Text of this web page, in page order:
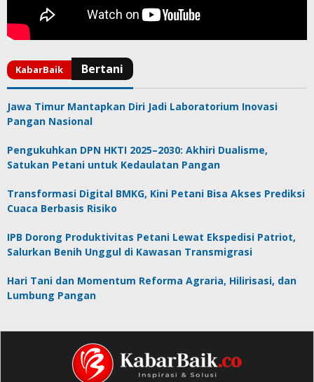
Jawa Timur Mantapkan Diri Jadi Laboratorium Inovasi
Pangan Nasional
Pengukuhkan DPN HKTI 2025–2030: Akhiri Dualisme,
Satukan Petani untuk Kedaulatan Pangan
Transformasi Digital BMKG, Kini Petani Bisa Akses Prediksi
Cuaca Berbasis Risiko
IPB Dorong Produktivitas Petani Lewat Ekspedisi Patriot,
Salurkan Benih Unggul di Kawasan Transmigrasi
Hari Tani dan Momentum Reforma Agraria, Hilirisasi, dan
Lumbung Pangan